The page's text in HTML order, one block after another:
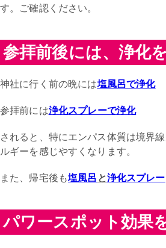
す。ご確認ください。
参拝前後には、浄化を
神社に行く前の晩には塩風呂で浄化
参拝前には浄化スプレーで浄化
されると、特にエンパス体質は境界
ルギーを感じやすくなります。
また、帰宅後も塩風呂 と浄化スプレー
パワースポット効果